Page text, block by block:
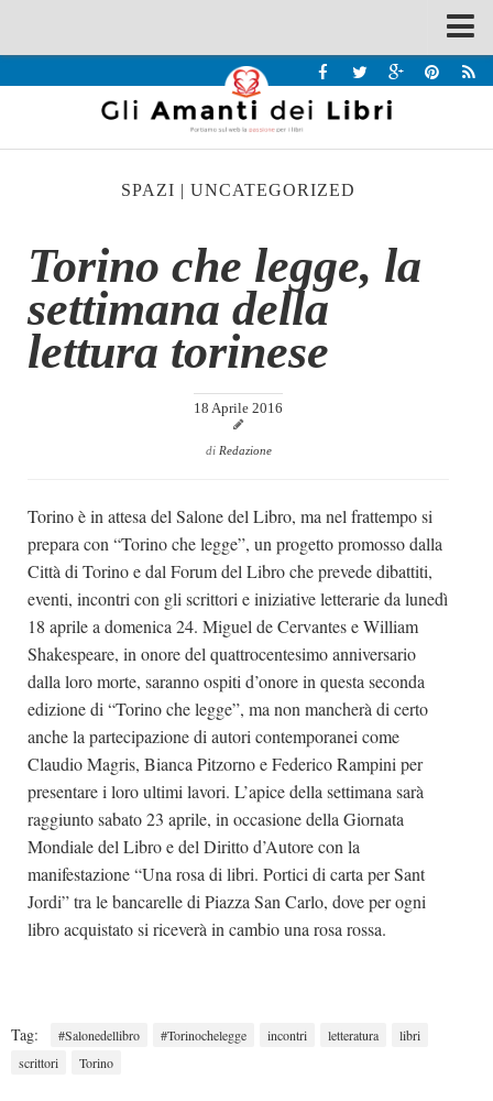
Recensioni
Interviste & Incontri
Chi siamo
Contatti
Eventi
Dicono di Noi
Archivio
Autori
Case editrici
Partnership
Giallo Stresa
Premio Chiara
A Tutto Volume
Salone di Torino
SPAZI | UNCATEGORIZED
Torino che legge, la
settimana della
lettura torinese
18 Aprile 2016
di Redazione
Torino è in attesa del Salone del Libro, ma nel frattempo si
prepara con “Torino che legge”, un progetto promosso dalla
Città di Torino e dal Forum del Libro che prevede dibattiti,
eventi, incontri con gli scrittori e iniziative letterarie da lunedì
18 aprile a domenica 24. Miguel de Cervantes e William
Shakespeare, in onore del quattrocentesimo anniversario
dalla loro morte, saranno ospiti d’onore in questa seconda
edizione di “Torino che legge”, ma non mancherà di certo
anche la partecipazione di autori contemporanei come
Claudio Magris, Bianca Pitzorno e Federico Rampini per
presentare i loro ultimi lavori. L’apice della settimana sarà
raggiunto sabato 23 aprile, in occasione della Giornata
Mondiale del Libro e del Diritto d’Autore con la
manifestazione “Una rosa di libri. Portici di carta per Sant
Jordi” tra le bancarelle di Piazza San Carlo, dove per ogni
libro acquistato si riceverà in cambio una rosa rossa.
Tag: #Salonedellibro #Torinochelegge incontri letteratura
libri
scrittori
Torino